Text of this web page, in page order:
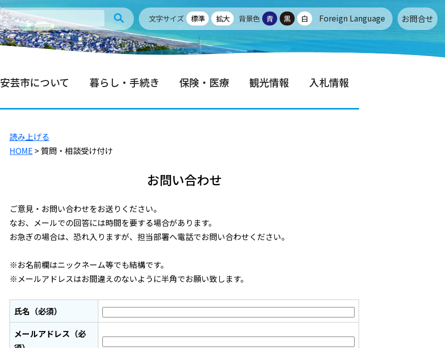
文字サイズ 標準 拡大 背景色 青 黒 白 Foreign Language お問合せ
安芸市について 暮らし・手続き 保険・医療 観光情報 入札情報
読み上げる
HOME > 質問・相談受け付け
お問い合わせ
ご意見・お問い合わせをお送りください。
なお、メールでの回答には時間を要する場合があります。
お急ぎの場合は、恐れ入りますが、担当部署へ電話でお問い合わせください。
※お名前欄はニックネーム等でも結構です。
※メールアドレスはお間違えのないように半角でお願い致します。
氏名（必須）
メールアドレス（必